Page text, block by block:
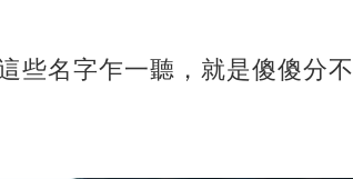
些名字乍一聽，就是傻傻分不